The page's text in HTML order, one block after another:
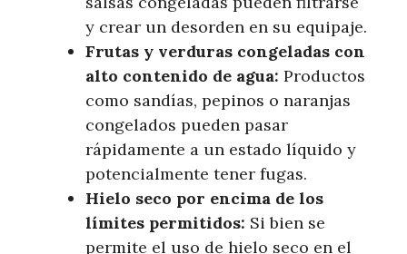
y crear un desorden en su equipaje.
Frutas y verduras congeladas con
alto contenido de agua: Productos
como sandías, pepinos o naranjas
congelados pueden pasar
rápidamente a un estado líquido y
potencialmente tener fugas.
Hielo seco por encima de los
límites permitidos: Si bien se
permite el uso de hielo seco en el